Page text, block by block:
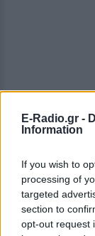
E-Radio.gr -
Information
If you wish to
processing of
targeted
section to
opt-out request
ΔΕΙΤΕ